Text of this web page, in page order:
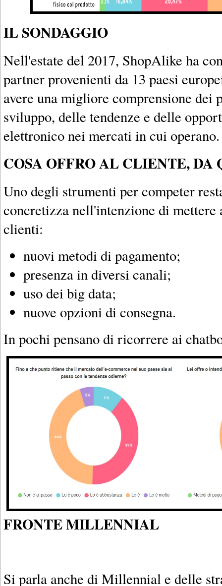
IL SONDAGGIO
Nell'estate del 2017, ShopAlike ha
partner provenienti da 13 paesi
avere una migliore comprensione
sviluppo, delle tendenze e delle
elettronico nei mercati in cui operano.
COSA OFFRO AL CLIENTE, DA
Uno degli strumenti per competer
concretizza nell'intenzione di mettere
clienti:
nuovi metodi di pagamento;
presenza in diversi canali;
uso dei big data;
nuove opzioni di consegna.
In pochi pensano di ricorrere ai
FRONTE MILLENNIAL
Si parla anche di Millennial e delle